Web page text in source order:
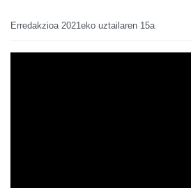
Erredakzioa 2021eko uztailaren 15a